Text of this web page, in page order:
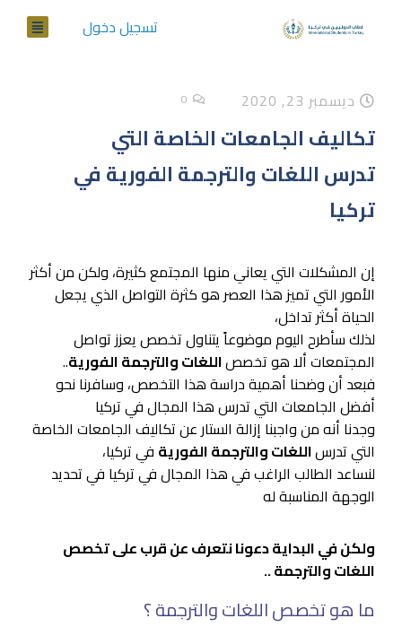
تسجيل دخول
ديسمبر 23, 2020 0
تكاليف الجامعات الخاصة التي
تدرس اللغات والترجمة الفورية في
تركيا
إن المشكلات التي يعاني منها المجتمع كثيرة، ولكن من أكثر
الأمور التي تميز هذا العصر هو كثرة التواصل الذي يجعل
الحياة أكثر تداخل،
لذلك سأطرح اليوم موضوعاً يتناول تخصص يعزز تواصل
المجتمعات ألا هو تخصصاللغات والترجمة الفورية..
فبعد أن وضحنا أهمية دراسة هذا التخصص، وسافرنا نحو
أفضل الجامعات التي تدرس هذا المجال في تركيا
وجدنا أنه من واجبنا إزالة الستار عن تكاليف الجامعات الخاصة
التي تدرساللغات والترجمة الفورية في تركيا،
لنساعد الطالب الراغب في هذا المجال في تركيا في تحديد
الوجهة المناسبة له
ولكن في البداية دعونا نتعرف عن قرب على تخصص
اللغات والترجمة ..
ما هو تخصص اللغات والترجمة ؟